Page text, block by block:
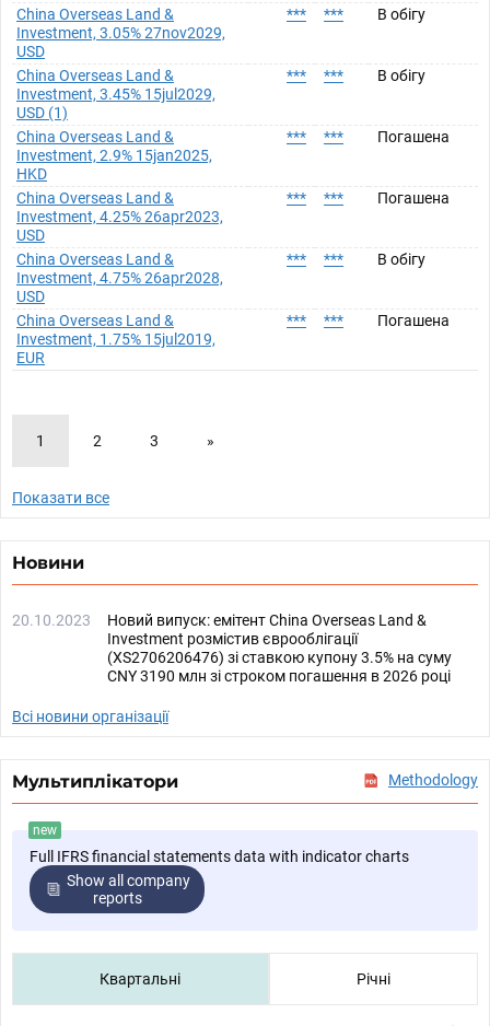
China Overseas Land &
Investment, 3.05% 27nov2029,
USD
*** *** В обігу
China Overseas Land &
Investment, 3.45% 15jul2029,
USD (1)
*** *** В обігу
China Overseas Land &
Investment, 2.9% 15jan2025,
HKD
*** *** Погашена
China Overseas Land &
Investment, 4.25% 26apr2023,
USD
*** *** Погашена
China Overseas Land &
Investment, 4.75% 26apr2028,
USD
*** *** В обігу
China Overseas Land &
Investment, 1.75% 15jul2019,
EUR
*** *** Погашена
1 2 3 »
Показати все
Новини
20.10.2023
Новий випуск: емітент China Overseas Land &
Investment розмістив єврооблігації
(XS2706206476) зі ставкою купону 3.5% на суму
CNY 3190 млн зі строком погашення в 2026 році
Всі новини організації
Мультиплікатори Methodology
new
Full IFRS financial statements data with indicator charts
Show all company
reports
Квартальні Річні